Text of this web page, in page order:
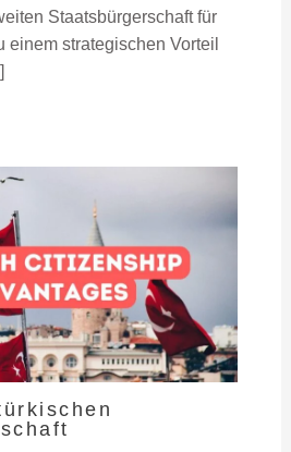
Staatsbürgerschaft für
einem strategischen Vorteil